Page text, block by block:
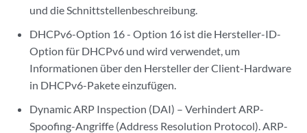
und die Schnittstellenbeschreibung.
DHCPv6-Option 16 - Option 16 ist die Hersteller-ID-
Option für DHCPv6 und wird verwendet, um
Informationen über den Hersteller der Client-Hardware
in DHCPv6-Pakete einzufügen.
Dynamic ARP Inspection (DAI) – Verhindert ARP-
Spoofing-Angriffe (Address Resolution Protocol). ARP-